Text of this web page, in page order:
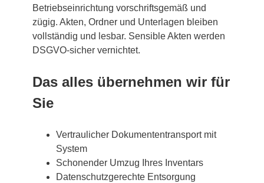
Betriebseinrichtung vorschriftsgemäß und
zügig. Akten, Ordner und Unterlagen bleiben
vollständig und lesbar. Sensible Akten werden
DSGVO-sicher vernichtet.
Das alles übernehmen wir für
Sie
Vertraulicher Dokumententransport mit
System
Schonender Umzug Ihres Inventars
Datenschutzgerechte Entsorgung